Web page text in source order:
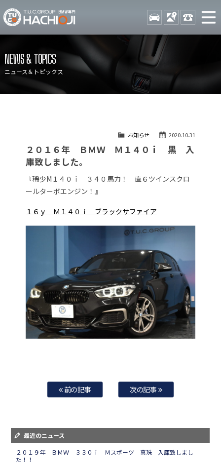
TUCグループ BMW専門 八
STOCK ACCESS 042-
在庫リスト
目玉車両一覧
店舗紹介
保証＆サービス
アクセスマップ
自動車保険
TUCとは？
納車blog
スタッフblog
会社概要
NEWS & TOPICS
ニュース＆トピックス
2020.10.31
お知らせ
２０１６年 ＢＭＷ Ｍ１４０ｉ 黒 入
庫致しました。
『稀少M１４０ｉ ３４０馬力！ 直６ツインスクロ
ールターボエンジン！』
１６ｙ Ｍ１４０ｉ ブラックサファイア
前の記事 次の記事
最近のニュース
２０１９年 ＢＭＷ ３３０ｉ Ｍスポーツ 真珠 入庫致しまし
た！！